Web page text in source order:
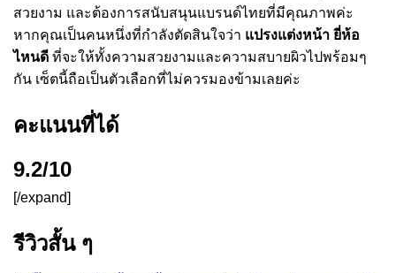
สวยงาม และต้องการสนับสนุนแบรนด์ไทยที่มีคุณภาพค่ะ
หากคุณเป็นคนหนึ่งที่กำลังตัดสินใจว่า แปรงแต่งหน้า ยี่ห้อ
ไหนดี ที่จะให้ทั้งความสวยงามและความสบายผิวไปพร้อมๆ
กัน เซ็ตนี้ถือเป็นตัวเลือกที่ไม่ควรมองข้ามเลยค่ะ
คะแนนที่ได้
9.2/10
[/expand]
รีวิวสั้น ๆ